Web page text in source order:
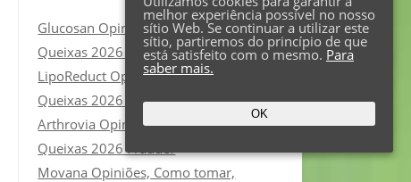
Glucosan Opiniões, Como tomar,
Queixas 2026 Fraude?
LipoReduct Opiniões, Como tomar,
Queixas 2026 Fraude?
Arthrovia Opiniões, Como tomar,
Queixas 2026 Fraude?
Movana Opiniões, Como tomar,
melhor experiência possível no nosso
sítio Web. Se continuar a utilizar este
sítio, partiremos do princípio de que
está satisfeito com o mesmo. Para
saber mais.
OK